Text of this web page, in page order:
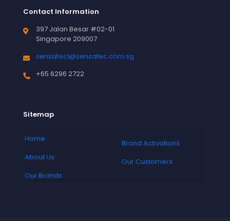
Contact Information
397 Jalan Besar #02-01
Singapore 209007
sensatec1@sensatec.com.sg
+65 6296 2722
Sitemap
Home
About Us
Our Brands
Brand Activations
Our Customers